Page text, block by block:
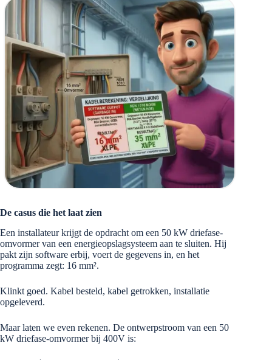
De casus die het laat zien
Een installateur krijgt de opdracht om een 50 kW driefase-
omvormer van een energieopslagsysteem aan te sluiten. Hij
pakt zijn software erbij, voert de gegevens in, en het
programma zegt: 16 mm².
Klinkt goed. Kabel besteld, kabel getrokken, installatie
opgeleverd.
Maar laten we even rekenen. De ontwerpstroom van een 50
kW driefase-omvormer bij 400V is: